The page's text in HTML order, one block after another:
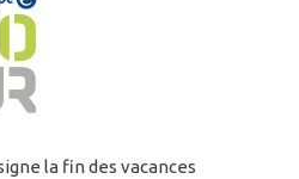
la fin des vacances